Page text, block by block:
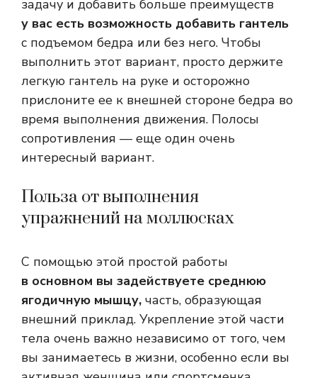
задачу и добавить больше преимуществ
у вас есть возможность добавить гантель
с подъемом бедра или без него. Чтобы
выполнить этот вариант, просто держите
легкую гантель на руке и осторожно
прислоните ее к внешней стороне бедра во
время выполнения движения. Полосы
сопротивления — еще один очень
интересный вариант.
Польза от выполнения
упражнений на моллюсках
С помощью этой простой работы
в основном вы задействуете среднюю
ягодичную мышцу, часть, образующая
внешний приклад. Укрепление этой части
тела очень важно независимо от того, чем
вы занимаетесь в жизни, особенно если вы